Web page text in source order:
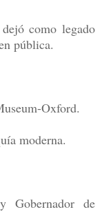
como legado
pública.
Oxford.
moderna.
Gobernador de